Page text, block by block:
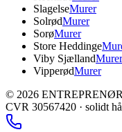
SlagelseMurer
SolrødMurer
SorøMurer
Store Heddinge
Viby SjællandMurer
VipperødMurer
© 2026
CVR 30567420 · solidt